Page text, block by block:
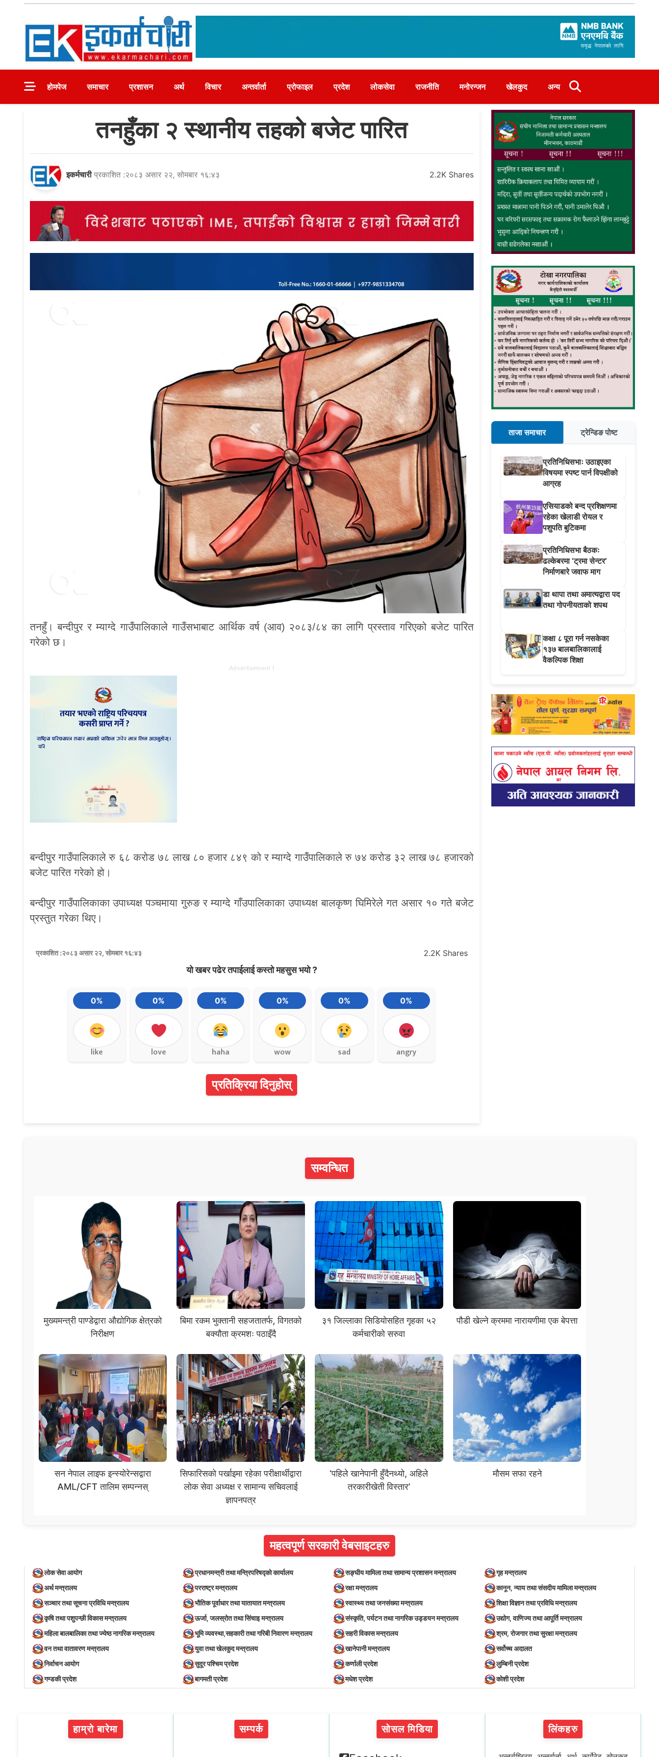
होमपेज
समाचार प्रशासन अर्थ विचार अन्तर्वार्ता प्रोफाइल प्रदेश लोकसेवा राजनीति मनोरन्जन खेलकुद अन्य
तनहुँका २ स्थानीय तहको बजेट पारित
इकर्मचारी प्रकाशित :२०८३ असार २२, सोमबार १६:४३ 2.2K Shares
तनहुँ। बन्दीपुर र म्याग्दे गाउँपालिकाले गाउँसभाबाट आर्थिक वर्ष (आव) २०८३/८४ का लागि प्रस्ताव गरिएको बजेट पारित
गरेको छ।
Advertisement 1
बन्दीपुर गाउँपालिकाले रु ६८ करोड ७८ लाख ८० हजार ८४९ को र म्याग्दे गाउँपालिकाले रु ७४ करोड ३२ लाख ७८ हजारको
बजेट पारित गरेको हो।
बन्दीपुर गाउँपालिकाका उपाध्यक्ष पञ्चमाया गुरुङ र म्याग्दे गाँउपालिकाका उपाध्यक्ष बालकृष्ण घिमिरेले गत असार १० गते बजेट
प्रस्तुत गरेका थिए।
प्रकाशित :२०८३ असार २२, सोमबार १६:४३ 2.2K Shares
यो खबर पढेर तपाईलाई कस्तो महसुस भयो ?
0%
like
0%
love
0%
haha
0%
wow
0%
sad
0%
angry
प्रतिक्रिया दिनुहोस्
ताजा समाचार ट्रेन्डिङ पोष्ट
प्रतिनिधिसभाः उठाइएका
विषयमा स्पष्ट पार्न विपक्षीको
आग्रह
एसियाडको बन्द प्रशिक्षणमा
रहेका खेलाडी रोयल र
पशुपति बुटिकमा
प्रतिनिधिसभा बैठकः
ढल्केबरमा ‘ट्रमा सेन्टर’
निर्माणबारे जवाफ माग
डा थापा तथा अमात्यद्वारा पद
तथा गोपनीयताको शपथ
कक्षा ८ पूरा गर्न नसकेका
१३७ बालबालिकालाई
वैकल्पिक शिक्षा
सम्वन्धित
मुख्यमन्त्री पाण्डेद्वारा औद्योगिक क्षेत्रको
निरीक्षण
बिमा रकम भुक्तानी सहजतातर्फ, विगतको
बक्यौता क्रमशः पठाइँदै
३१ जिल्लाका सिडियोसहित गृहका ५२
कर्मचारीको सरुवा
पौडी खेल्ने क्रममा नारायणीमा एक बेपत्ता
सन नेपाल लाइफ इन्स्योरेन्सद्वारा
AML/CFT तालिम सम्पन्नस्
सिफारिसको पर्खाइमा रहेका परीक्षार्थीद्वारा
लोक सेवा अध्यक्ष र सामान्य सचिवलाई
ज्ञापनपत्र
‘पहिले खानेपानी हुँदैनथ्यो, अहिले
तरकारीखेती विस्तार’
मौसम सफा रहने
महत्वपूर्ण सरकारी वेबसाइटहरु
लोक सेवा आयोग प्रधानमन्त्री तथा मन्त्रिपरिषद्को कार्यालय सङ्घीय मामिला तथा सामान्य प्रशासन मन्त्रालय
गृह मन्त्रालय
अर्थ मन्त्रालय
परराष्ट्र मन्त्रालय रक्षा मन्त्रालय
कानून, न्याय तथा संसदीय मामिला मन्त्रालय
सञ्‍चार तथा सूचना प्रविधि मन्त्रालय
भौतिक पूर्वाधार तथा यातायात मन्त्रालय स्वास्थ्य तथा जनसंख्या मन्त्रालय
शिक्षा विज्ञान तथा प्रविधि मन्त्रालय
कृषि तथा पशुपन्छी विकास मन्त्रालय
ऊर्जा, जलस्रोत तथा सिंचाइ मन्त्रालय संस्कृति, पर्यटन तथा नागरिक उड्डयन मन्त्रालय
उद्योग, वाणिज्य तथा आपूर्ति मन्त्रालय
महिला बालबालिका तथा ज्येष्ठ नागरिक मन्त्रालय
भूमि व्यवस्था,सहकारी तथा गरिबी निवारण मन्त्रालय सहरी विकास मन्त्रालय
श्रम, रोजगार तथा सुरक्षा मन्त्रालय
वन तथा वातावरण मन्त्रालय
युवा तथा खेलकुद मन्त्रालय खानेपानी मन्त्रालय
सर्वोच्च अदालत
निर्वाचन आयोग
सुदूर पश्चिम प्रदेश कर्णाली प्रदेश
लुम्बिनी प्रदेश
गण्डकी प्रदेश
बागमती प्रदेश मधेश प्रदेश कोशी प्रदेश
हाम्रो बारेमा सम्पर्क सोसल मिडिया लिंकहरु